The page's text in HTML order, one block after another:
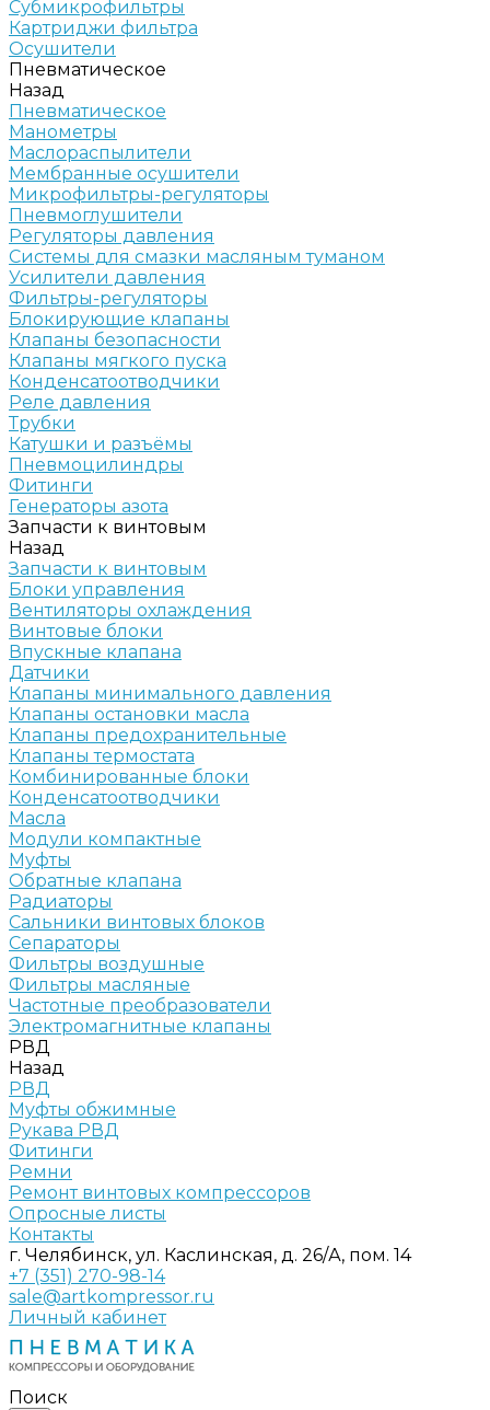
Субмикрофильтры
Картриджи фильтра
Осушители
Пневматическое
Назад
Пневматическое
Манометры
Маслораспылители
Мембранные осушители
Микрофильтры-регуляторы
Пневмоглушители
Регуляторы давления
Системы для смазки масляным туманом
Усилители давления
Фильтры-регуляторы
Блокирующие клапаны
Клапаны безопасности
Клапаны мягкого пуска
Конденсатоотводчики
Реле давления
Трубки
Катушки и разъёмы
Пневмоцилиндры
Фитинги
Генераторы азота
Запчасти к винтовым
Назад
Запчасти к винтовым
Блоки управления
Вентиляторы охлаждения
Винтовые блоки
Впускные клапана
Датчики
Клапаны минимального давления
Клапаны остановки масла
Клапаны предохранительные
Клапаны термостата
Комбинированные блоки
Конденсатоотводчики
Масла
Модули компактные
Муфты
Обратные клапана
Радиаторы
Сальники винтовых блоков
Сепараторы
Фильтры воздушные
Фильтры масляные
Частотные преобразователи
Электромагнитные клапаны
РВД
Назад
РВД
Муфты обжимные
Рукава РВД
Фитинги
Ремни
Ремонт винтовых компрессоров
Опросные листы
Контакты
г. Челябинск, ул. Каслинская, д. 26/А, пом. 14
+7 (351) 270-98-14
sale@artkompressor.ru
Личный кабинет
Поиск